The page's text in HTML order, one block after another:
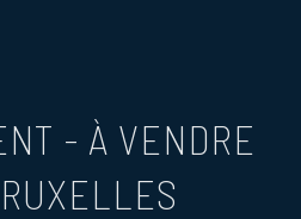
- À VENDRE